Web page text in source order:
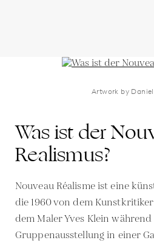
Artwork by
Was ist der
Realismus?
Nouveau Réalisme ist eine
die 1960 von dem
dem Maler Yves Klein
Gruppenausstellung in einer